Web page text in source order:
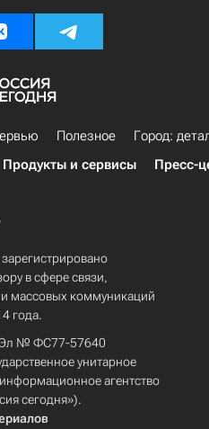
Полезное
Город:
Продукты и сервисы Пресс-
в сфере связи,
массовых коммуникаций
года.
Эл № ФС77-57640
унитарное
агентство
сегодня»).